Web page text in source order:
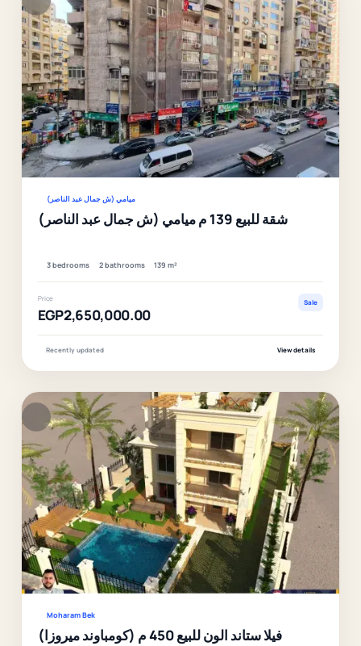
ميامي (ش جمال عبد الناصر)
شقة للبيع 139 م ميامي (ش جمال عبد الناصر)
3 bedrooms 2 bathrooms 139 m²
Price
EGP2,650,000.00
Sale
Recently updated View details
Moharam Bek
فيلا ستاند الون للبيع 450 م (كومباوند ميروزا)